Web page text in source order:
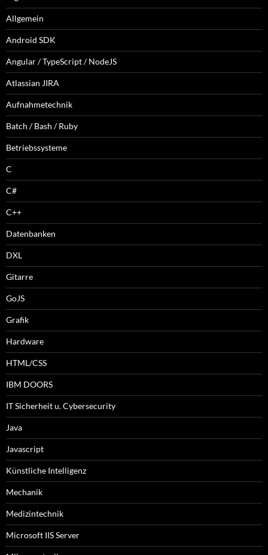
Allgemein
Android SDK
Angular / TypeScript / NodeJS
Atlassian JIRA
Aufnahmetechnik
Batch / Bash / Ruby
Betriebssysteme
C
C#
C++
Datenbanken
DXL
Gitarre
GoJS
Grafik
Hardware
HTML/CSS
IBM DOORS
IT Sicherheit u. Cybersecurity
Java
Javascript
Künstliche Intelligenz
Mechanik
Medizintechnik
Microsoft IIS Server